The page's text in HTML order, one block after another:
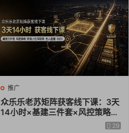
推广
众乐乐老苏矩阵获客线下课：3天
14小时×基建三件套×风控策略×
抖音小红书矩阵×无人直播×GEO
29